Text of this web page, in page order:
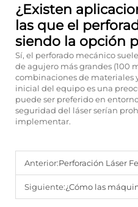
¿Existen
las que el
siendo la opción
Sí, el perforado mecánico
de agujero más grandes (100
combinaciones de materiales
inicial del equipo es una
puede ser preferido en
seguridad del láser serían
implementar.
Anterior:Perforación Láser Femtosegundo vs.
Siguiente:¿Cómo las máquinas de corte láser de materiales